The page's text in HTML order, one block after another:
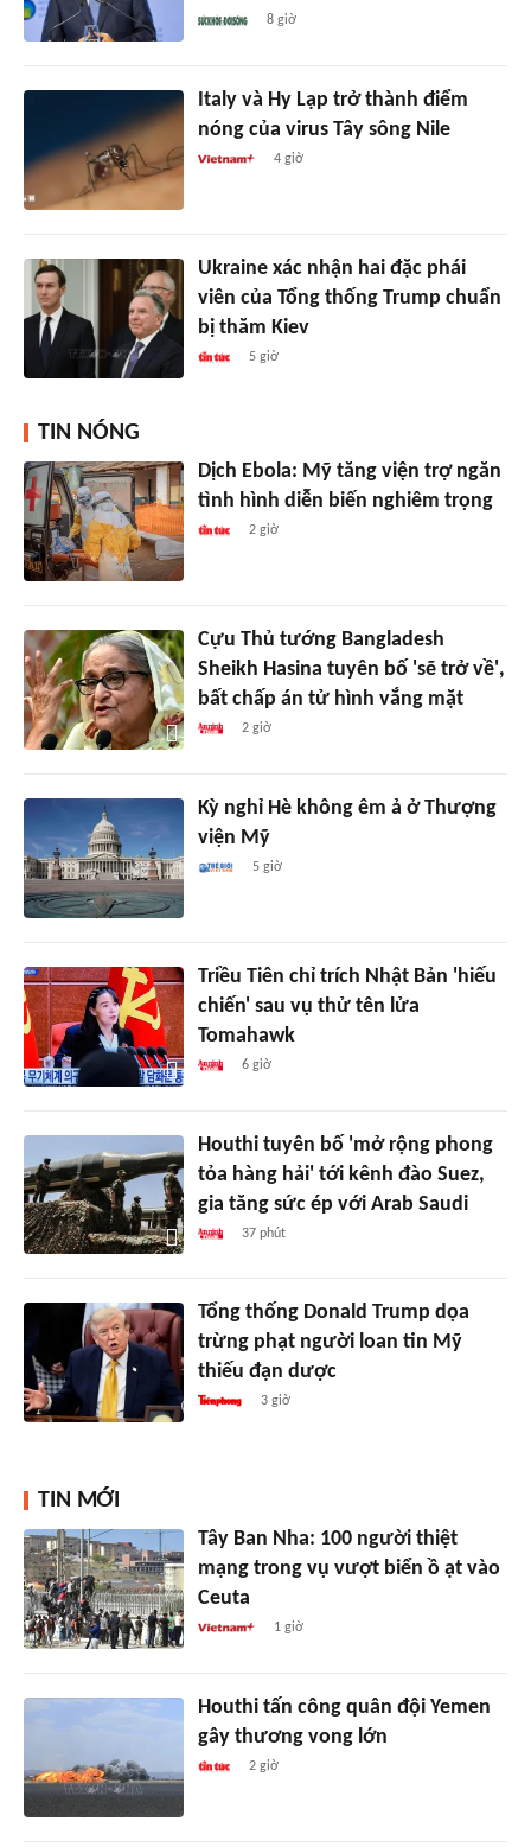
8 giờ
Italy và Hy Lạp trở thành điểm
nóng của virus Tây sông Nile
4 giờ
Ukraine xác nhận hai đặc phái
viên của Tổng thống Trump chuẩn
bị thăm Kiev
5 giờ
TIN NÓNG
Dịch Ebola: Mỹ tăng viện trợ ngăn
tình hình diễn biến nghiêm trọng
2 giờ
Cựu Thủ tướng Bangladesh
Sheikh Hasina tuyên bố 'sẽ trở về',
bất chấp án tử hình vắng mặt
2 giờ
Kỳ nghỉ Hè không êm ả ở Thượng
viện Mỹ
5 giờ
Triều Tiên chỉ trích Nhật Bản 'hiếu
chiến' sau vụ thử tên lửa
Tomahawk
6 giờ
Houthi tuyên bố 'mở rộng phong
tỏa hàng hải' tới kênh đào Suez,
gia tăng sức ép với Arab Saudi
37 phút
Tổng thống Donald Trump dọa
trừng phạt người loan tin Mỹ
thiếu đạn dược
3 giờ
TIN MỚI
Tây Ban Nha: 100 người thiệt
mạng trong vụ vượt biển ồ ạt vào
Ceuta
1 giờ
Houthi tấn công quân đội Yemen
gây thương vong lớn
2 giờ